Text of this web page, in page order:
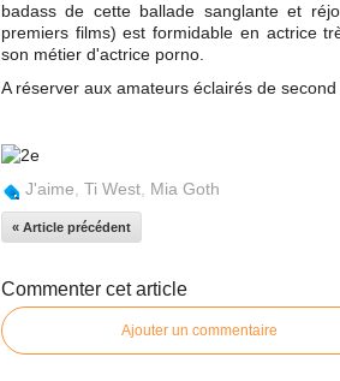
badass de cette ballade sanglante et
premiers films) est formidable en actrice
son métier d'actrice porno.
A réserver aux amateurs éclairés de
J'aime Ti West Mia Goth
« Article précédent
Commenter cet article
Ajouter un commentaire